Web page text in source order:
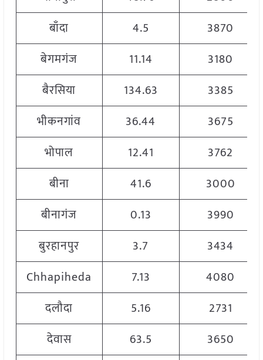
बाँदा
4.5
3870
बेगमगंज
11.14
3180
बैरसिया
134.63
3385
भीकनगांव
36.44
3675
भोपाल
12.41
3762
बीना
41.6
3000
बीनागंज
0.13
3990
बुरहानपुर
3.7
3434
Chhapiheda
7.13
4080
दलौदा
5.16
2731
देवास
63.5
3650